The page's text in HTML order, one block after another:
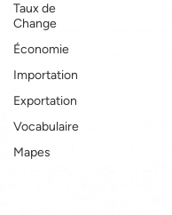
Taux de
Change
Économie
Importation
Exportation
Vocabulaire
Mapes